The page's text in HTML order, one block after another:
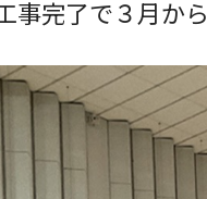
事完了で３月から